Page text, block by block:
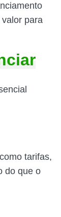
para
tarifas,
do que o